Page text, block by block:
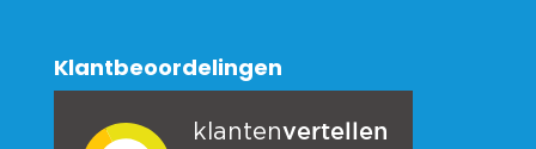
Klantbeoordelingen